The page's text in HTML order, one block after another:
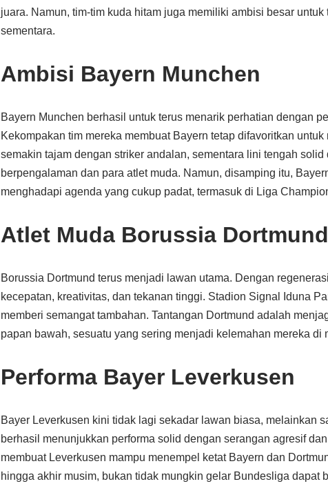
juara. Namun, tim-tim kuda hitam juga memiliki ambisi besar
sementara.
Ambisi Bayern Munchen
Bayern Munchen berhasil untuk terus menarik perhatian dengan
Kekompakan tim mereka membuat Bayern tetap difavoritkan
semakin tajam dengan striker andalan, sementara lini tengah
berpengalaman dan para atlet muda. Namun, disamping itu,
menghadapi agenda yang cukup padat, termasuk di Liga
Atlet Muda Borussia Dortmund
Borussia Dortmund terus menjadi lawan utama. Dengan
kecepatan, kreativitas, dan tekanan tinggi. Stadion Signal Iduna
memberi semangat tambahan. Tantangan Dortmund adalah
papan bawah, sesuatu yang sering menjadi kelemahan mereka di
Performa Bayer Leverkusen
Bayer Leverkusen kini tidak lagi sekadar lawan biasa, melainkan
berhasil menunjukkan performa solid dengan serangan agresif
membuat Leverkusen mampu menempel ketat Bayern dan
hingga akhir musim, bukan tidak mungkin gelar Bundesliga dapat